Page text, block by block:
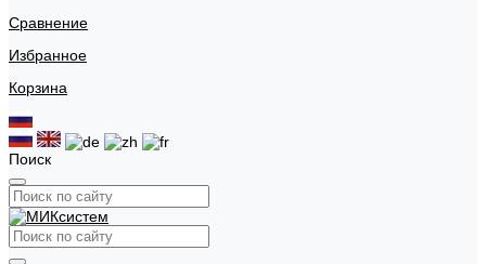
Сравнение
Избранное
Корзина
Поиск